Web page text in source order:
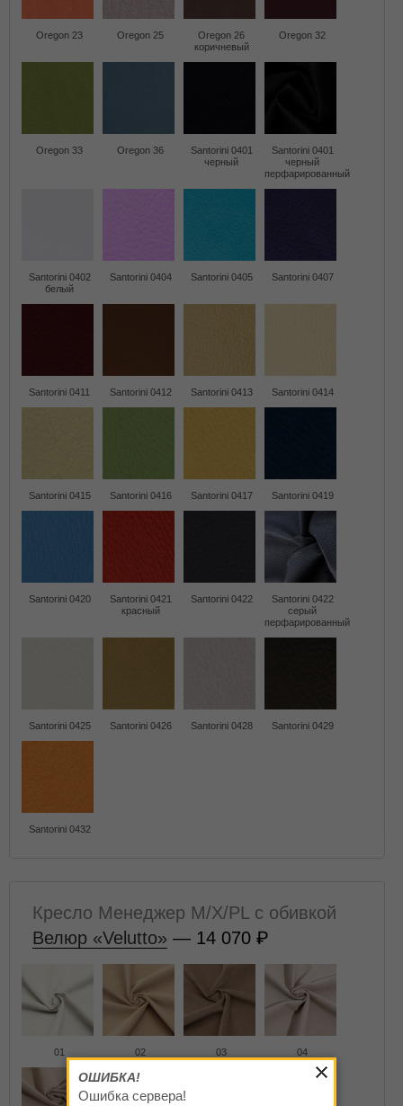
Oregon 23 Oregon 25
Oregon 26
коричневый
Oregon 32
Oregon 33 Oregon 36
Santorini 0401
черный
Santorini 0401
черный
перфарированный
Santorini 0402
белый
Santorini 0404 Santorini 0405 Santorini 0407
Santorini 0411 Santorini 0412 Santorini 0413 Santorini 0414
Santorini 0415 Santorini 0416 Santorini 0417 Santorini 0419
Santorini 0420
Santorini 0421
красный
Santorini 0422
Santorini 0422
серый
перфарированный
Santorini 0425 Santorini 0426 Santorini 0428 Santorini 0429
Santorini 0432
Кресло Менеджер M/X/PL с обивкой
Велюр «Velutto» — 14 070
01 02 03 04
ОШИБКА!
Ошибка сервера!